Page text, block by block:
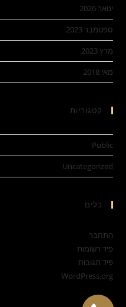
ינואר 2026
ספטמבר 2023
מרץ 2023
מאי 2018
קטגוריות
Public
Uncategorized
כלים
התחבר
פיד רשומות
פיד תגובות
WordPress.org